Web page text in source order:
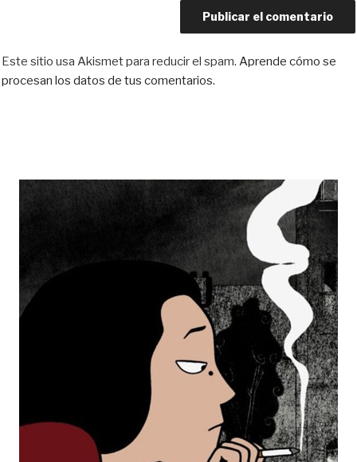
Este sitio usa Akismet para reducir el spam. Aprende cómo se
procesan los datos de tus comentarios.